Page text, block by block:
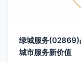
绿城服务(02869)
城市服务新价值